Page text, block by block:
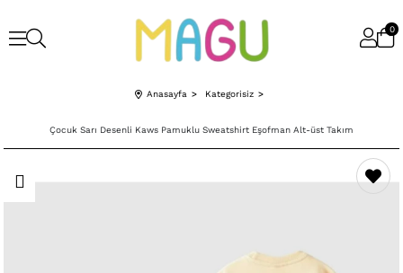
0
Anasayfa Kategorisiz
Çocuk Sarı Desenli Kaws Pamuklu Sweatshirt Eşofman Alt-üst Takım